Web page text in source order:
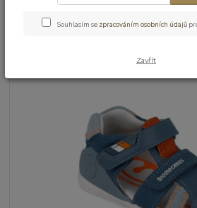
Biomecanics Letní
A556 - vel.23
Souhlasím se zpracováním osobních údajů
Zavřít